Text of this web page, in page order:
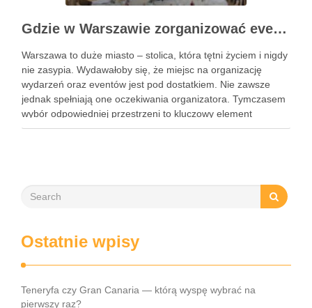
Gdzie w Warszawie zorganizować event?
Warszawa to duże miasto – stolica, która tętni życiem i nigdy
nie zasypia. Wydawałoby się, że miejsc na organizację
wydarzeń oraz eventów jest pod dostatkiem. Nie zawsze
jednak spełniają one oczekiwania organizatora. Tymczasem
wybór odpowiedniej przestrzeni to kluczowy element
organizacji każdego wydarzenia. Podpowiadamy zatem,
Ostatnie wpisy
Teneryfa czy Gran Canaria — którą wyspę wybrać na
pierwszy raz?